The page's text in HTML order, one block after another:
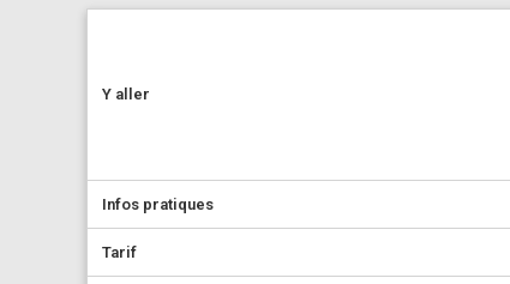
Y aller
Infos pratiques
Tarif